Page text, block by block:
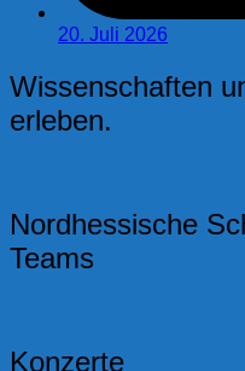
20. Juli 2026
Wissenschaften
erleben.
Nordhessische
Teams
Konzerte